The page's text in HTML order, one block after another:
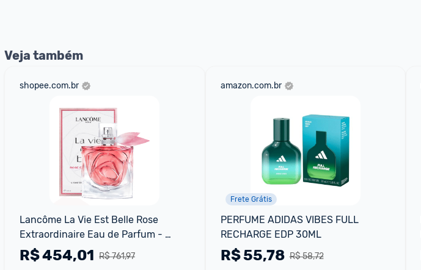
Veja também
shopee.com.br
Lancôme La Vie Est Belle Rose
Extraordinaire Eau de Parfum -
Perfume Feminino 100ml
R$ 761,97
R$454,01
amazon.com.br
Frete Grátis
PERFUME ADIDAS VIBES FULL
RECHARGE EDP 30ML
R$ 58,72
R$55,78